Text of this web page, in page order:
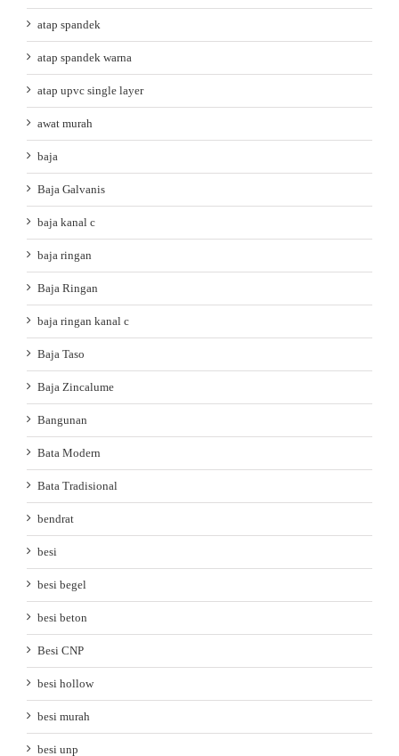
atap spandek
atap spandek warna
atap upvc single layer
awat murah
baja
Baja Galvanis
baja kanal c
baja ringan
Baja Ringan
baja ringan kanal c
Baja Taso
Baja Zincalume
Bangunan
Bata Modern
Bata Tradisional
bendrat
besi
besi begel
besi beton
Besi CNP
besi hollow
besi murah
besi unp